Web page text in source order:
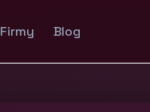
Firmy Blog